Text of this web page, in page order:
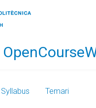
Syllabus Temari